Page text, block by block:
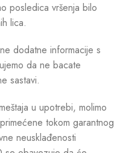
posledica vršenja bilo
lica.
dodatne informacije s
da ne bacate
sastavi.
u upotrebi, molimo
tokom garantnog
neusklađenosti